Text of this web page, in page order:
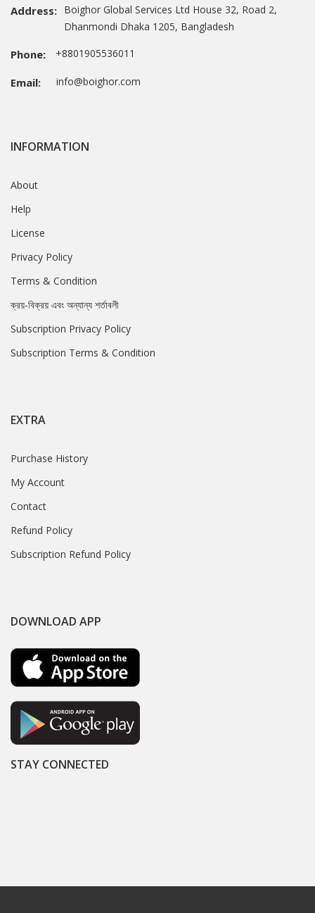
Address: Boighor Global Services Ltd House 32, Road 2,
Dhanmondi Dhaka 1205, Bangladesh
Phone: +8801905536011
Email: info@boighor.com
INFORMATION
About
Help
License
Privacy Policy
Terms & Condition
ক্রয়-বিক্রয় এবং অন্যান্য শর্তাবলী
Subscription Privacy Policy
Subscription Terms & Condition
EXTRA
Purchase History
My Account
Contact
Refund Policy
Subscription Refund Policy
DOWNLOAD APP
STAY CONNECTED